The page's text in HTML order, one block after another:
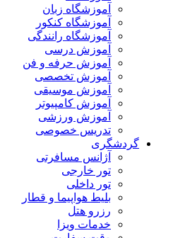
آموزشگاه زبان
آموزشگاه کنکور
آموزشگاه رانندگی
آموزش درسی
آموزش حرفه و فن
آموزش تخصصی
آموزش موسیقی
آموزش کامپیوتر
آموزش ورزشی
تدریس خصوصی
گردشگری
آژانس مسافرتی
تور خارجی
تور داخلی
بلیط هواپیما و قطار
رزرو هتل
خدمات ویزا